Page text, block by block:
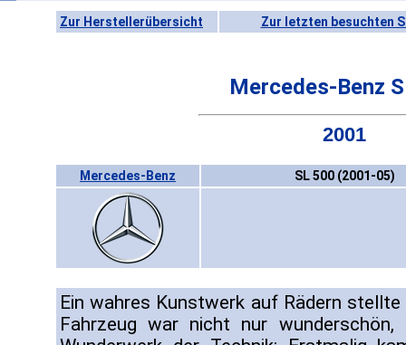
Zur Herstellerübersicht Zur letzten besuchten
Mercedes-Benz
2001
Mercedes-Benz SL 500 (2001-05)
Ein wahres Kunstwerk auf Rädern
Fahrzeug war nicht nur